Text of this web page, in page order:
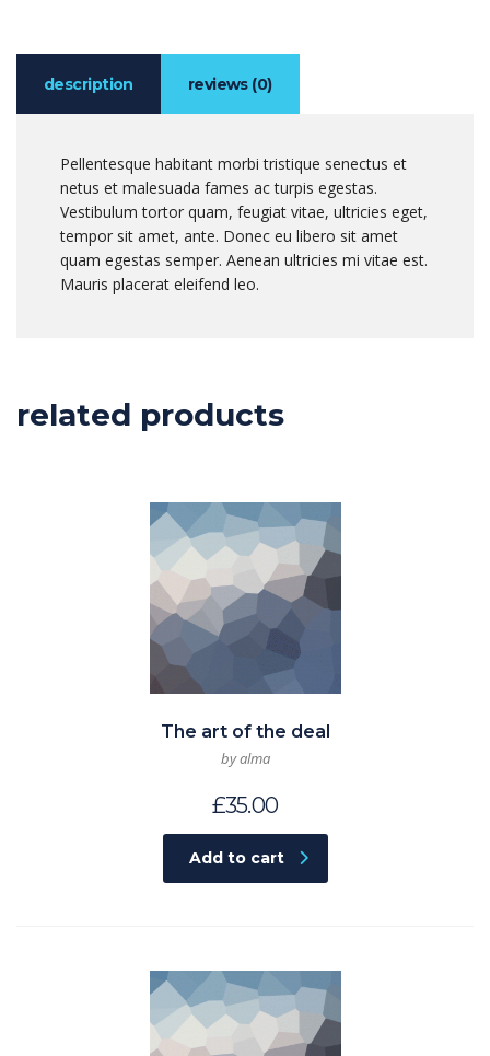
description reviews (0)
Pellentesque habitant morbi tristique senectus et
netus et malesuada fames ac turpis egestas.
Vestibulum tortor quam, feugiat vitae, ultricies eget,
tempor sit amet, ante. Donec eu libero sit amet
quam egestas semper. Aenean ultricies mi vitae est.
Mauris placerat eleifend leo.
related products
The art of the deal
by alma
£35.00
Add to cart